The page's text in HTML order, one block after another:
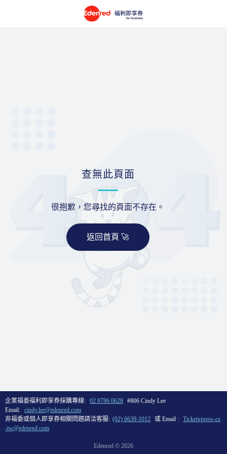
查無此頁面
很抱歉，您尋找的頁面不存在。
返回首頁 🚀
企業福委福利即享券採購專線: 02 8786 0628 #806 Cindy Lee
Email: cindy.lee@edenred.com
非福委或個人即享券相關問題請洽客服: (02) 6639-1012 或 Email : Ticketxpress-cs
-tw@edenred.com
Edenred © 2026